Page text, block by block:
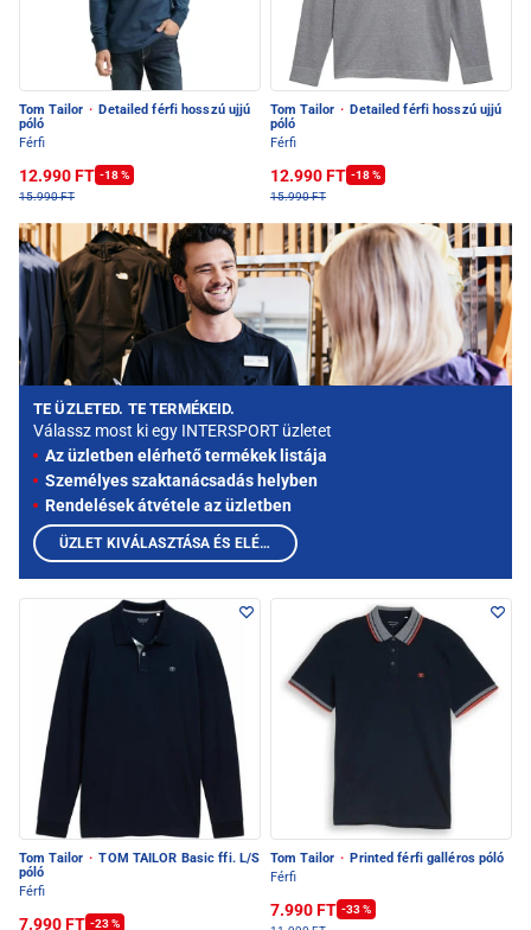
Tom Tailor · Detailed férfi hosszú ujjú
póló
Férfi
12.990 FT -18 %
15.990 FT
Tom Tailor · Detailed férfi hosszú ujjú
póló
Férfi
12.990 FT -18 %
15.990 FT
Tom Tailor · TOM TAILOR Basic ffi. L/S
póló
Férfi
7.990 FT -23 %
Tom Tailor · Printed férfi galléros póló
Férfi
7.990 FT -33 %
TE ÜZLETED. TE TERMÉKEID.
Válassz most ki egy INTERSPORT üzletet
Az üzletben elérhető termékek listája
Személyes szaktanácsadás helyben
Rendelések átvétele az üzletben
ÜZLET KIVÁLASZTÁSA ÉS ELÉRHETŐ TERMÉKEK MEGTEKINTÉSE